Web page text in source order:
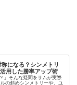
称になる？シンメトリ
用した勝率アップ術
」そんな疑問をサムが実際
の斜めシンメトリーや、ユ